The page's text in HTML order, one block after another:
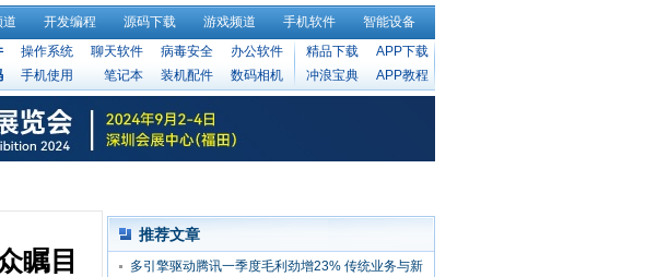
道 开发编程 源码下载 游戏频道 手机软件
智能设备
操作系统 聊天软件 病毒安全
办公软件
手机使用 笔记本 装机配件 数码相机
精品下载
APP下载
冲浪宝典
APP教程
瞩目
推荐文章
多引擎驱动腾讯一季度毛利劲增23% 传统业务与新